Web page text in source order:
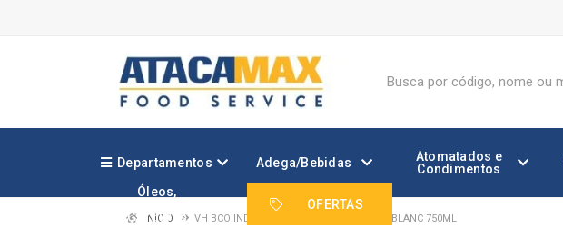
Departamentos Adega/Bebidas
Atomatados e
Condimentos
Óleos,
Gorduras
OFERTAS
INÍCIO VH BCO INDOMITA RESERVA SAUVIGNON BLANC 750ML